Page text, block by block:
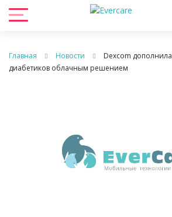
Главная Новости
Dexcom
диабетиков облачным решением